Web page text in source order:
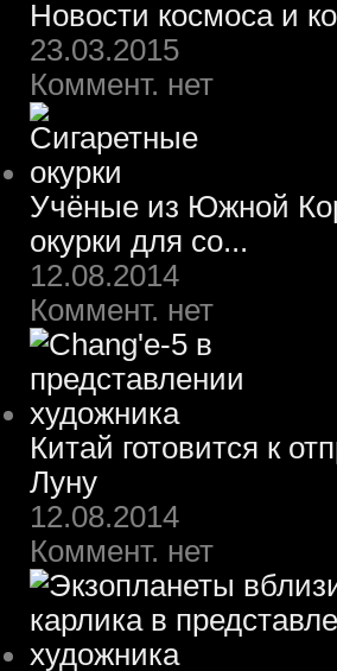
Новости космоса и
23.03.2015
Коммент. нет
Учёные из Южной
окурки для со...
12.08.2014
Коммент. нет
Китай готовится к
Луну
12.08.2014
Коммент. нет